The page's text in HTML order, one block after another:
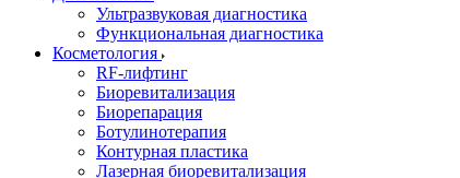
Ультразвуковая диагностика
Функциональная диагностика
Косметология
RF-лифтинг
Биоревитализация
Биорепарация
Ботулинотерапия
Контурная пластика
Лазерная биоревитализация